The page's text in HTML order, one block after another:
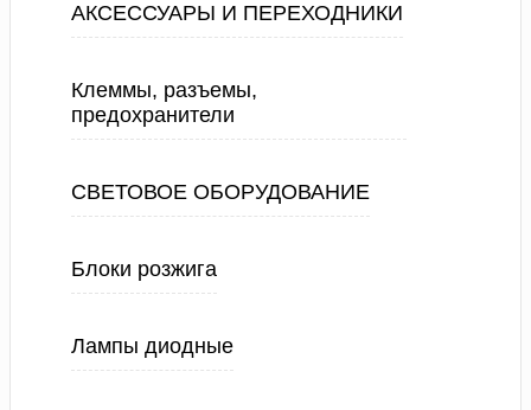
АКСЕССУАРЫ И ПЕРЕХОДНИКИ
Клеммы, разъемы,
предохранители
СВЕТОВОЕ ОБОРУДОВАНИЕ
Блоки розжига
Лампы диодные